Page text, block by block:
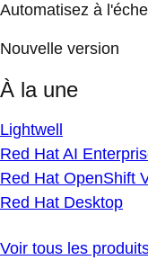
Automatisez à
Nouvelle version
À la une
Lightwell
Red Hat AI
Red Hat OpenShift
Red Hat Desktop
Voir tous les